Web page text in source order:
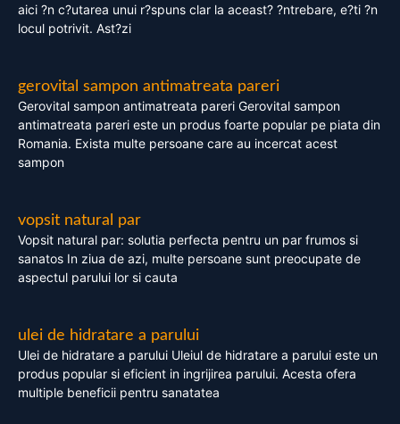
aici ?n c?utarea unui r?spuns clar la aceast? ?ntrebare, e?ti ?n
locul potrivit. Ast?zi
gerovital sampon antimatreata pareri
Gerovital sampon antimatreata pareri Gerovital sampon
antimatreata pareri este un produs foarte popular pe piata din
Romania. Exista multe persoane care au incercat acest
sampon
vopsit natural par
Vopsit natural par: solutia perfecta pentru un par frumos si
sanatos In ziua de azi, multe persoane sunt preocupate de
aspectul parului lor si cauta
ulei de hidratare a parului
Ulei de hidratare a parului Uleiul de hidratare a parului este un
produs popular si eficient in ingrijirea parului. Acesta ofera
multiple beneficii pentru sanatatea